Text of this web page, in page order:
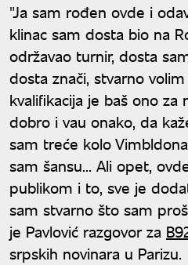
"Ja sam rođen ovde i
klinac sam dosta bio na
održavao turnir, dosta
dosta znači, stvarno
kvalifikacija je baš ono
dobro i vau onako, da
sam treće kolo
sam šansu... Ali opet,
publikom i to, sve je
sam stvarno što sam
je Pavlović razgovor za
srpskih novinara u Parizu.